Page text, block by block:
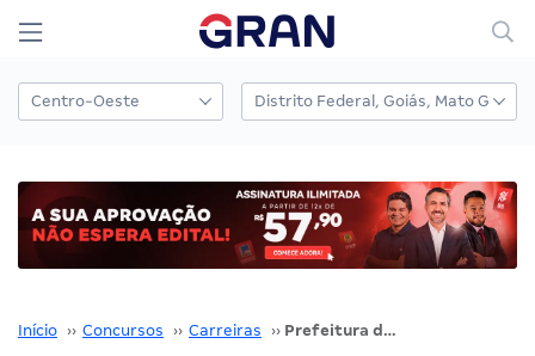
Início ›› Concursos ›› Carreiras ›› Prefeitura de Alvarenga MG publica editais com 185 vagas em todos os níveis. Salários de até R$ 9 mil!